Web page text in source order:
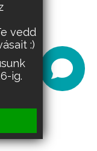
vedd
:)
ig.